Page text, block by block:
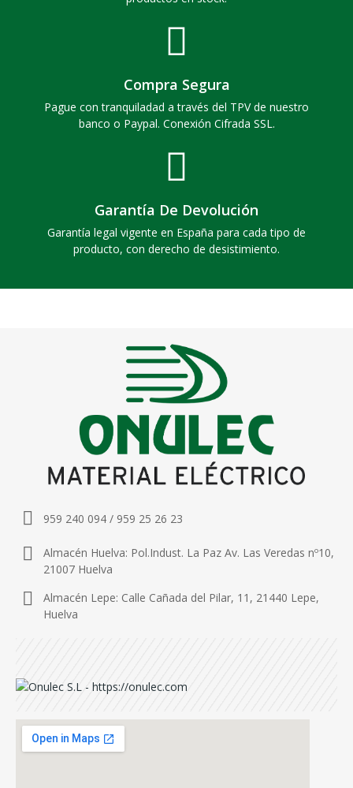
Compra Segura
Pague con tranquiladad a través del TPV de nuestro
banco o Paypal. Conexión Cifrada SSL.
Garantía De Devolución
Garantía legal vigente en España para cada tipo de
producto, con derecho de desistimiento.
959 240 094 / 959 25 26 23
Almacén Huelva: Pol.Indust. La Paz Av. Las Veredas nº10,
21007 Huelva
Almacén Lepe: Calle Cañada del Pilar, 11, 21440 Lepe,
Huelva